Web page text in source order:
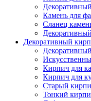
Камень для
Сланец
Декоративный
Кирпич для
Кирпич для
Старый
Тонкий